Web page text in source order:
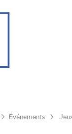
Événements